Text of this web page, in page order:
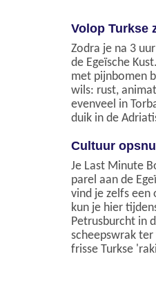
Volop Turkse
Zodra je na 3
de Egeïsche
met pijnbomen
wils: rust,
evenveel in
duik in de
Cultuur
Je Last Minute
parel aan de
vind je zelfs
kun je hier
Petrusburcht in
scheepswrak
frisse Turkse